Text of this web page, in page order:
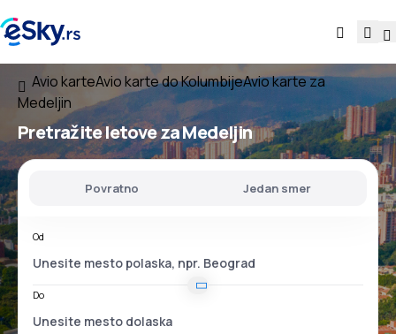
Avio karteAvio karte do KolumbijeAvio karte za
Medeljin
Pretražite letove za Medeljin
Povratno Jedan smer
Od
Do